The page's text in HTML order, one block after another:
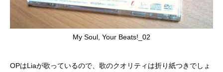
My Soul, Your Beats!_02
OPはLiaが歌っているので、歌のクオリティは折り紙つきでしょ